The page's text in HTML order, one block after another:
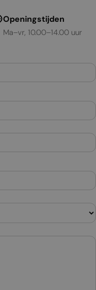
Openingstijden
Ma–vr, 10.00–14.00 uur